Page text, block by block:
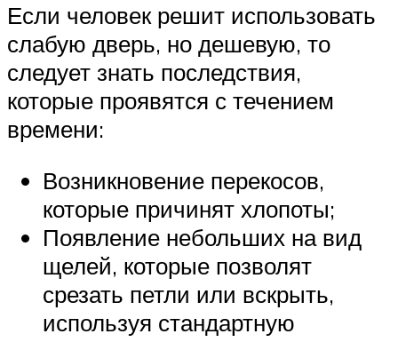
Если человек решит использовать
слабую дверь, но дешевую, то
следует знать последствия,
которые проявятся с течением
времени:
Возникновение перекосов,
которые причинят хлопоты;
Появление небольших на вид
щелей, которые позволят
срезать петли или вскрыть,
используя стандартную